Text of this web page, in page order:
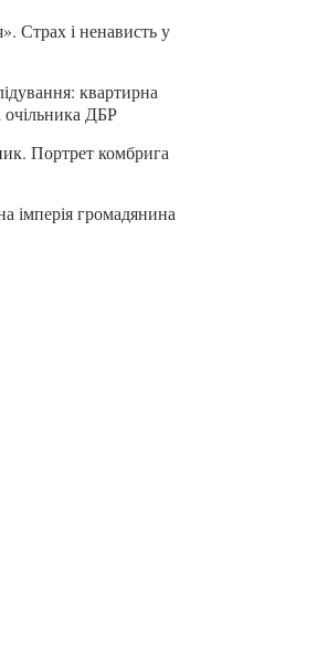
Страх і ненависть у
квартирна
очільника ДБР
Портрет комбрига
імперія громадянина